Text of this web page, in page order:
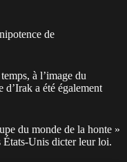
de
à l’image du
a été également
du monde de la honte »
États-Unis dicter leur loi.